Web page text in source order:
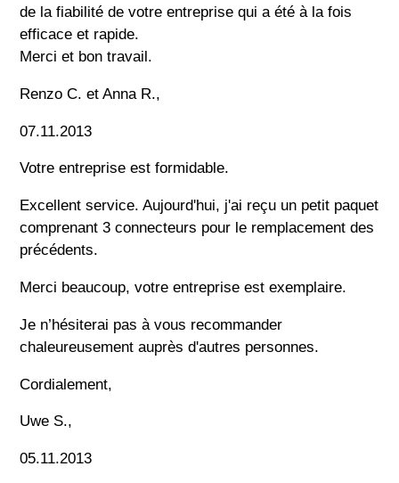
de la fiabilité de votre entreprise qui a été à la fois
efficace et rapide.
Merci et bon travail.
Renzo C. et Anna R.,
07.11.2013
Votre entreprise est formidable.
Excellent service. Aujourd'hui, j'ai reçu un petit paquet
comprenant 3 connecteurs pour le remplacement des
précédents.
Merci beaucoup, votre entreprise est exemplaire.
Je n’hésiterai pas à vous recommander
chaleureusement auprès d'autres personnes.
Cordialement,
Uwe S.,
05.11.2013